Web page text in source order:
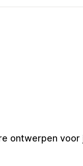
ontwerpen voor